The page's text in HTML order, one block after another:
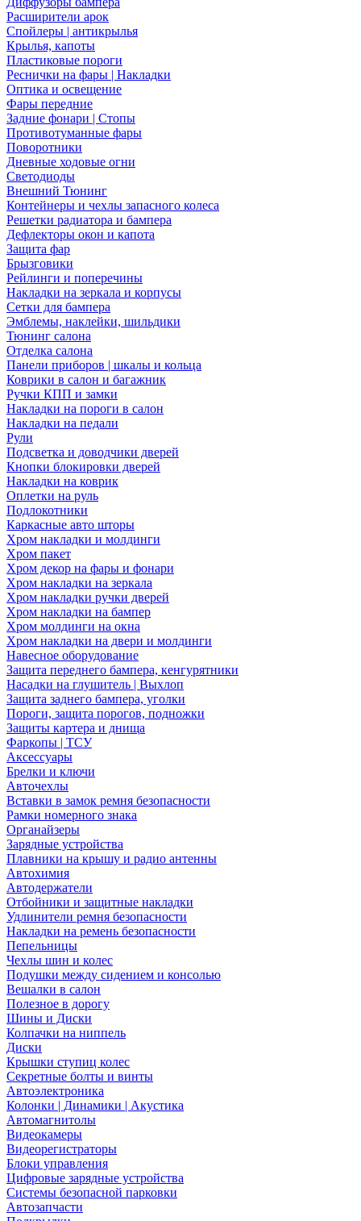
Расширители арок
Спойлеры | антикрылья
Крылья, капоты
Пластиковые пороги
Реснички на фары | Накладки
Оптика и освещение
Фары передние
Задние фонари | Стопы
Противотуманные фары
Поворотники
Дневные ходовые огни
Светодиоды
Внешний Тюнинг
Контейнеры и чехлы запасного колеса
Решетки радиатора и бампера
Дефлекторы окон и капота
Защита фар
Брызговики
Рейлинги и поперечины
Накладки на зеркала и корпусы
Сетки для бампера
Эмблемы, наклейки, шильдики
Тюнинг салона
Отделка салона
Панели приборов | шкалы и кольца
Коврики в салон и багажник
Ручки КПП и замки
Накладки на пороги в салон
Накладки на педали
Рули
Подсветка и доводчики дверей
Кнопки блокировки дверей
Накладки на коврик
Оплетки на руль
Подлокотники
Каркасные авто шторы
Хром накладки и молдинги
Хром пакет
Хром декор на фары и фонари
Хром накладки на зеркала
Хром накладки ручки дверей
Хром накладки на бампер
Хром молдинги на окна
Хром накладки на двери и молдинги
Навесное оборудование
Защита переднего бампера, кенгурятники
Насадки на глушитель | Выхлоп
Защита заднего бампера, уголки
Пороги, защита порогов, подножки
Защиты картера и днища
Фаркопы | ТСУ
Аксессуары
Брелки и ключи
Авточехлы
Вставки в замок ремня безопасности
Рамки номерного знака
Органайзеры
Зарядные устройства
Плавники на крышу и радио антенны
Автохимия
Автодержатели
Отбойники и защитные накладки
Удлинители ремня безопасности
Накладки на ремень безопасности
Пепельницы
Чехлы шин и колес
Подушки между сидением и консолью
Вешалки в салон
Полезное в дорогу
Шины и Диски
Колпачки на ниппель
Диски
Крышки ступиц колес
Секретные болты и винты
Автоэлектроника
Колонки | Динамики | Акустика
Автомагнитолы
Видеокамеры
Видеорегистраторы
Блоки управления
Цифровые зарядные устройства
Системы безопасной парковки
Автозапчасти